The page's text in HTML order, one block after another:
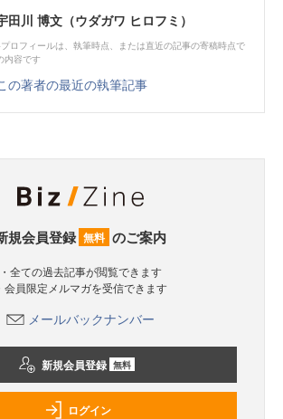
田川 博文（ウダガワ ヒロフミ）
ロフィールは、執筆時点、または直近の記事の寄稿時点で
内容です
の著者の最近の執筆記事
規会員登録 無料 のご案内
・全ての過去記事が閲覧できます
会員限定メルマガを受信できます
メールバックナンバー
新規会員登録 無料
ログイン